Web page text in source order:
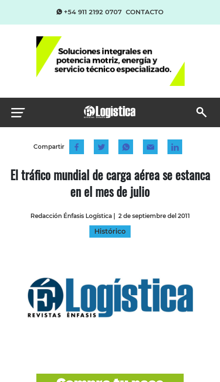
+54 911 2192 0707 CONTACTO
Compartir
El tráfico mundial de carga aérea se estanca
en el mes de julio
Redacción Énfasis Logística| 2 de septiembre del 2011
Histórico